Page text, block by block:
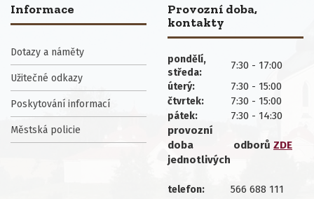
Informace
Dotazy a náměty
Užitečné odkazy
Poskytování informací
Městská policie
Provozní doba,
kontakty
pondělí,
středa:
7:30 - 17:00
úterý: 7:30 - 15:00
čtvrtek: 7:30 - 15:00
pátek:
7:30 - 14:30
provozní
doba
jednotlivých
odborů ZDE
telefon: 566 688 111